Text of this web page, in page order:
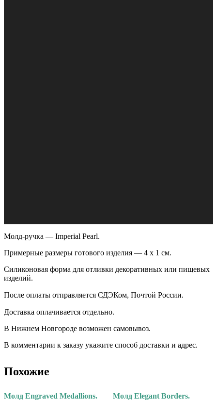
Молд-ручка — Imperial Pearl.
Примерные размеры готового изделия — 4 х 1 см.
Силиконовая форма для отливки декоративных или пищевых
изделий.
После оплаты отправляется СДЭКом, Почтой России. ⠀
Доставка оплачивается отдельно. ⠀
В Нижнем Новгороде возможен самовывоз.
В комментарии к заказу укажите способ доставки и адрес.
Похожие
Молд Engraved Medallions. Молд Elegant Borders.